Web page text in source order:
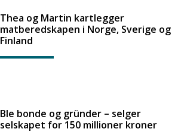
Thea og Martin kartlegger
matberedskapen i Norge, Sverige og
Finland
Ble bonde og gründer – selger
selskapet for 150 millioner kroner